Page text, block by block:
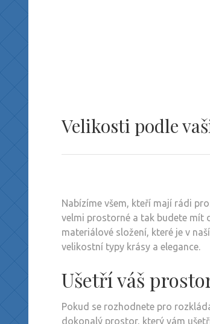
Velikosti podle
Nabízíme všem, kteří mají rádi
velmi prostorné a tak budete mít
materiálové složení, které je v
velikostní typy krásy a elegance.
Ušetří váš
Pokud se rozhodnete pro
dokonalý prostor, který vám